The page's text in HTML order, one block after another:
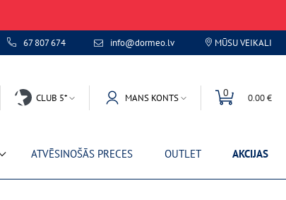
67 807 674 info@dormeo.lv MŪSU VEIKALI
CLUB 5* MANS KONTS 0 0.00 €
ATVĒSINOŠĀS PRECES OUTLET AKCIJAS